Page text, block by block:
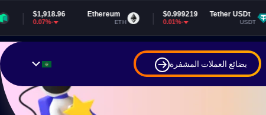
$64,914.37
-0.08%
Tether USDt
$0.999219
USDT
Ethereum
ETH
بضائع العملات المشفرة